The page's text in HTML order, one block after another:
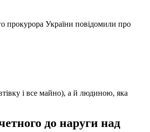
прокурора України повідомили про
і все майно), а й людиною, яка
до наруги над